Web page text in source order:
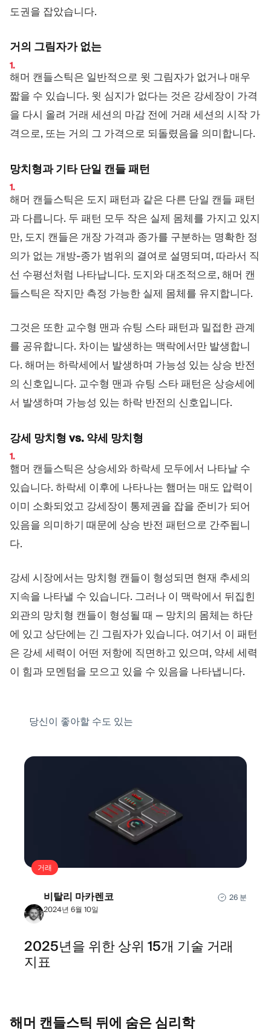
도권을 잡았습니다.
거의 그림자가 없는
해머 캔들스틱은 일반적으로 윗 그림자가 없거나 매우
짧을 수 있습니다. 윗 심지가 없다는 것은 강세장이 가격
을 다시 올려 거래 세션의 마감 전에 거래 세션의 시작 가
격으로, 또는 거의 그 가격으로 되돌렸음을 의미합니다.
망치형과 기타 단일 캔들 패턴
해머 캔들스틱은 도지 패턴과 같은 다른 단일 캔들 패턴
과 다릅니다. 두 패턴 모두 작은 실제 몸체를 가지고 있지
만, 도지 캔들은 개장 가격과 종가를 구분하는 명확한 정
의가 없는 개방-종가 범위의 결여로 설명되며, 따라서 직
선 수평선처럼 나타납니다. 도지와 대조적으로, 해머 캔
들스틱은 작지만 측정 가능한 실제 몸체를 유지합니다.
그것은 또한 교수형 맨과 슈팅 스타 패턴과 밀접한 관계
를 공유합니다. 차이는 발생하는 맥락에서만 발생합니
다. 해머는 하락세에서 발생하며 가능성 있는 상승 반전
의 신호입니다. 교수형 맨과 슈팅 스타 패턴은 상승세에
서 발생하며 가능성 있는 하락 반전의 신호입니다.
강세 망치형 vs. 약세 망치형
햄머 캔들스틱은 상승세와 하락세 모두에서 나타날 수
있습니다. 하락세 이후에 나타나는 햄머는 매도 압력이
이미 소화되었고 강세장이 통제권을 잡을 준비가 되어
있음을 의미하기 때문에 상승 반전 패턴으로 간주됩니
다.
강세 시장에서는 망치형 캔들이 형성되면 현재 추세의
지속을 나타낼 수 있습니다. 그러나 이 맥락에서 뒤집힌
외관의 망치형 캔들이 형성될 때 — 망치의 몸체는 하단
에 있고 상단에는 긴 그림자가 있습니다. 여기서 이 패턴
은 강세 세력이 어떤 저항에 직면하고 있으며, 약세 세력
이 힘과 모멘텀을 모으고 있을 수 있음을 나타냅니다.
당신이 좋아할 수도 있는
거래
비탈리 마카렌코
2024년 6월 10일
26 분
2025년을 위한 상위 15개 기술 거래
지표
해머 캔들스틱 뒤에 숨은 심리학